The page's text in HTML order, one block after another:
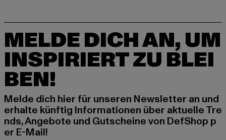
MELDE DICH AN, UM
INSPIRIERT ZU BLEI
BEN!
Melde dich hier für unseren Newsletter an und
erhalte künftig Informationen über aktuelle Tre
nds, Angebote und Gutscheine von DefShop p
er E-Mail!